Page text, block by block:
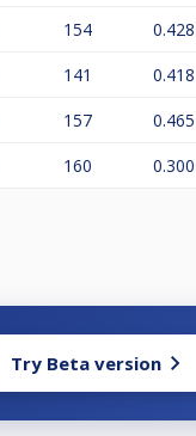
154 0.428
141 0.418
157 0.465
160 0.300
Try Beta version